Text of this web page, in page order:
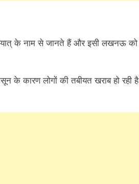
के नाम से जानते हैं और इसी लखनऊ को
के कारण लोगों की तबीयत खराब हो रही है